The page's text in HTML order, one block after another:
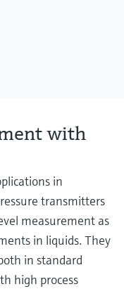
with
in
transmitters
measurement as
in liquids. They
in standard
high process